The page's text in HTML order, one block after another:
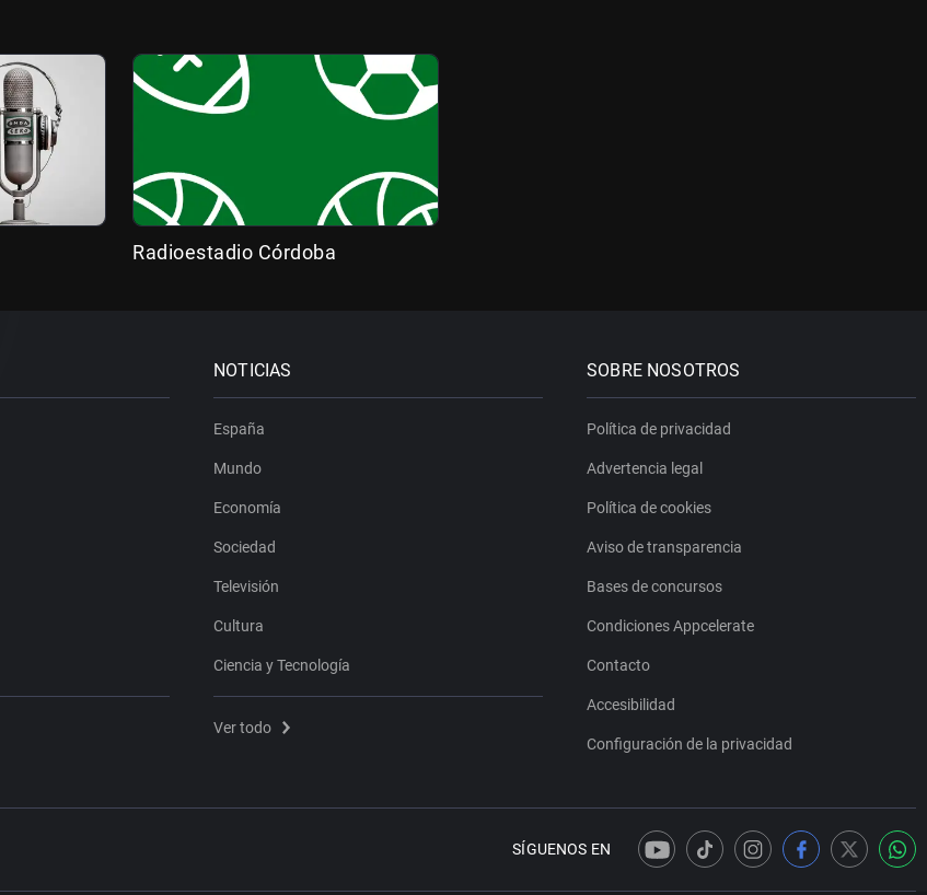
Radioestadio Córdoba
NOTICIAS
España
Mundo
Economía
Sociedad
Televisión
Cultura
Ciencia y Tecnología
Ver todo
SOBRE NOSOTROS
Política de privacidad
Advertencia legal
Política de cookies
Aviso de transparencia
Bases de concursos
Condiciones Appcelerate
Contacto
Accesibilidad
Configuración de la privacidad
SÍGUENOS EN